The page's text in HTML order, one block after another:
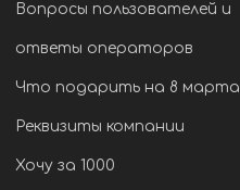
Вопросы пользователей и
ответы операторов
Что подарить на 8 марта
Реквизиты компании
Хочу за 1000